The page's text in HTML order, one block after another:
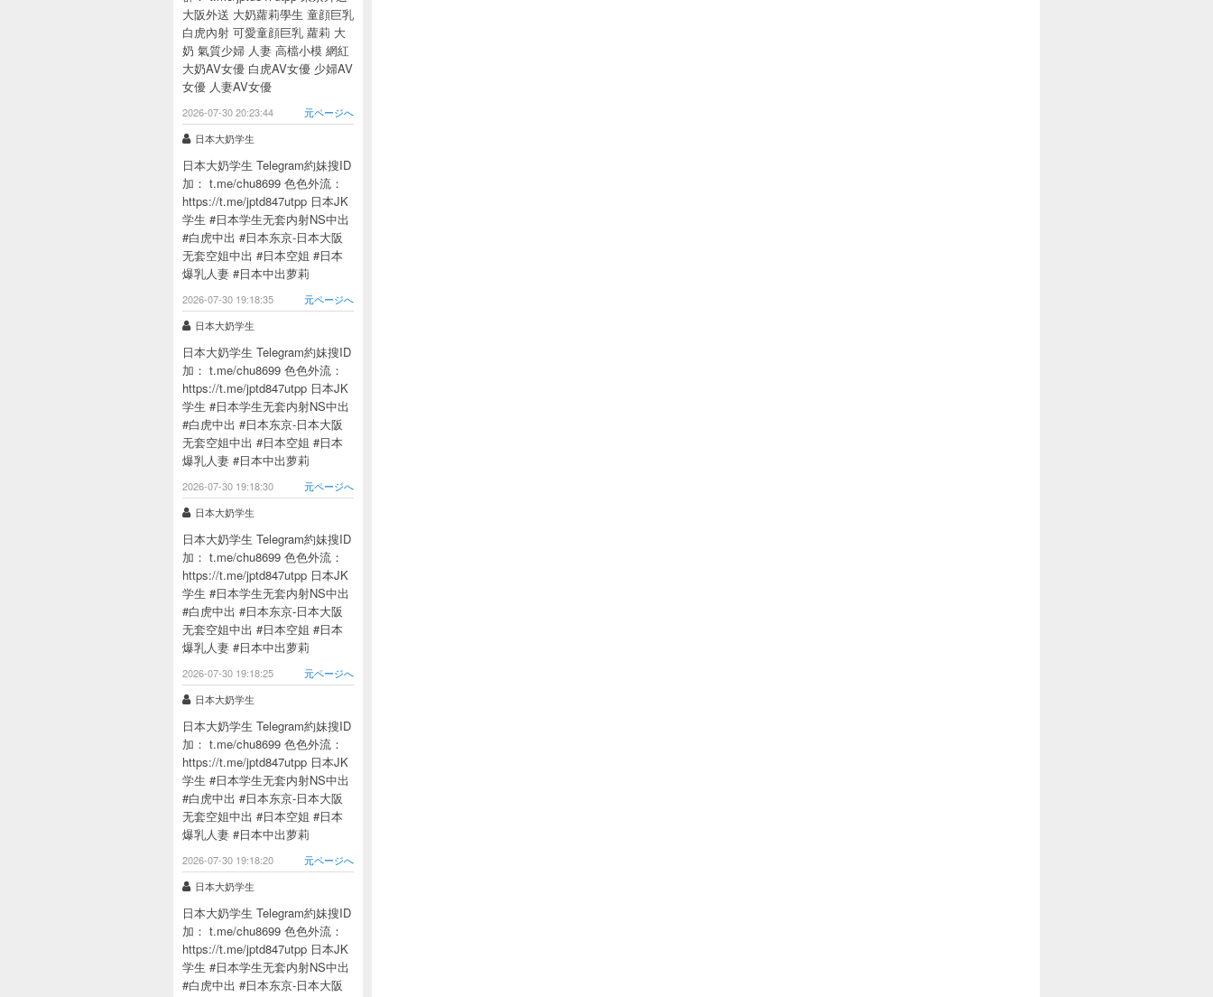
大阪外送 大奶蘿莉學生 童顔巨乳
白虎內射 可愛童顔巨乳 蘿莉 大
奶 氣質少婦 人妻 高檔小模 網紅
大奶AV女優 白虎AV女優 少婦AV
女優 人妻AV女優
2026-07-30 20:23:44
元ページへ
日本大奶学生
日本大奶学生 Telegram約妹搜ID
加： t.me/chu8699 色色外流：
https://t.me/jptd847utpp 日本JK
学生 #日本学生无套内射NS中出
#白虎中出 #日本东京-日本大阪
无套空姐中出 #日本空姐 #日本
爆乳人妻 #日本中出萝莉
2026-07-30 19:18:35
元ページへ
日本大奶学生
日本大奶学生 Telegram約妹搜ID
加： t.me/chu8699 色色外流：
https://t.me/jptd847utpp 日本JK
学生 #日本学生无套内射NS中出
#白虎中出 #日本东京-日本大阪
无套空姐中出 #日本空姐 #日本
爆乳人妻 #日本中出萝莉
2026-07-30 19:18:30
元ページへ
日本大奶学生
日本大奶学生 Telegram約妹搜ID
加： t.me/chu8699 色色外流：
https://t.me/jptd847utpp 日本JK
学生 #日本学生无套内射NS中出
#白虎中出 #日本东京-日本大阪
无套空姐中出 #日本空姐 #日本
爆乳人妻 #日本中出萝莉
2026-07-30 19:18:25
元ページへ
日本大奶学生
日本大奶学生 Telegram約妹搜ID
加： t.me/chu8699 色色外流：
https://t.me/jptd847utpp 日本JK
学生 #日本学生无套内射NS中出
#白虎中出 #日本东京-日本大阪
无套空姐中出 #日本空姐 #日本
爆乳人妻 #日本中出萝莉
2026-07-30 19:18:20
元ページへ
日本大奶学生
日本大奶学生 Telegram約妹搜ID
加： t.me/chu8699 色色外流：
https://t.me/jptd847utpp 日本JK
学生 #日本学生无套内射NS中出
#白虎中出 #日本东京-日本大阪